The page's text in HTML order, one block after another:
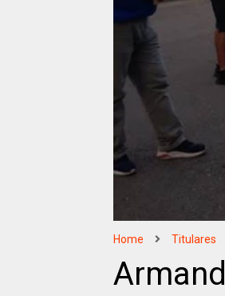
Home Titulares